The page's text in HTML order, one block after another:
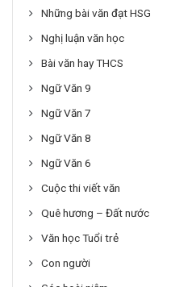
Những bài văn đạt HSG
Nghị luận văn học
Bài văn hay THCS
Ngữ Văn 9
Ngữ Văn 7
Ngữ Văn 8
Ngữ Văn 6
Cuộc thi viết văn
Quê hương – Đất nước
Văn học Tuổi trẻ
Con người